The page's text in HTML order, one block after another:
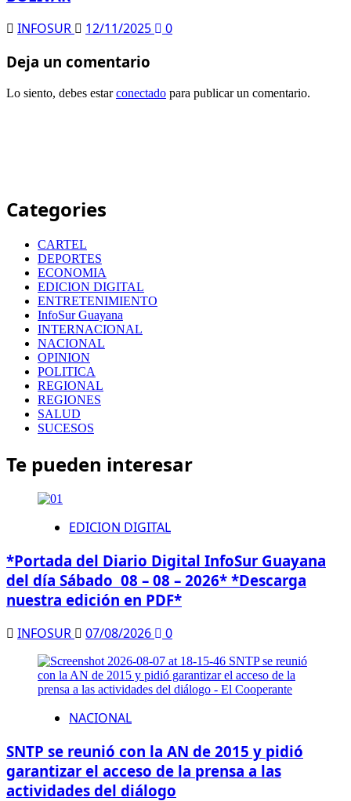
INFOSUR 12/11/2025 0
Deja un comentario
Lo siento, debes estarconectado para publicar un comentario.
Categories
CARTEL
DEPORTES
ECONOMIA
EDICION DIGITAL
ENTRETENIMIENTO
InfoSur Guayana
INTERNACIONAL
NACIONAL
OPINION
POLITICA
REGIONAL
REGIONES
SALUD
SUCESOS
Te pueden interesar
EDICION DIGITAL
*Portada del Diario Digital InfoSur Guayana
del día Sábado 08 – 08 – 2026* *Descarga
nuestra edición en PDF*
INFOSUR 07/08/2026 0
NACIONAL
SNTP se reunió con la AN de 2015 y pidió
garantizar el acceso de la prensa a las
actividades del diálogo